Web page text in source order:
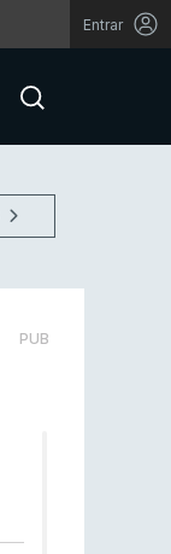
Entrar
PUB